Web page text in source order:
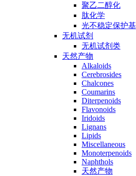
聚乙二醇化
肽化学
光不稳定保护基
无机试剂
无机试剂类
天然产物
Alkaloids
Cerebrosides
Chalcones
Coumarins
Diterpenoids
Flavonoids
Iridoids
Lignans
Lipids
Miscellaneous
Monoterpenoids
Naphthols
天然产物